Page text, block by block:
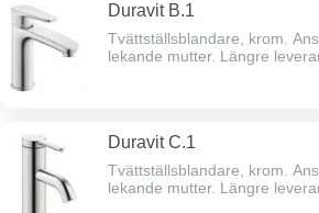
Duravit B.1
Tvättställsblandare, krom.
lekande mutter. Längre
Duravit C.1
Tvättställsblandare, krom.
lekande mutter. Längre